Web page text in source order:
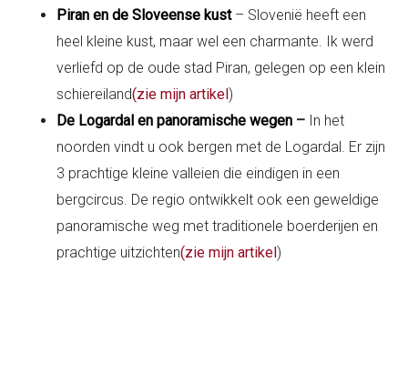
Piran en de Sloveense kust – Slovenië heeft een
heel kleine kust, maar wel een charmante. Ik werd
verliefd op de oude stad Piran, gelegen op een klein
schiereiland(zie mijn artikel)
De Logardal en panoramische wegen – In het
noorden vindt u ook bergen met de Logardal. Er zijn
3 prachtige kleine valleien die eindigen in een
bergcircus. De regio ontwikkelt ook een geweldige
panoramische weg met traditionele boerderijen en
prachtige uitzichten(zie mijn artikel)